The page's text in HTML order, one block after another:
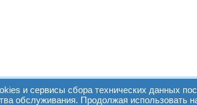
и сервисы сбора технических данных
обслуживания. Продолжая использовать
kupinedorogo.ru